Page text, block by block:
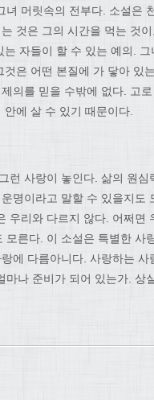
머릿속의 전부다. 소설은
것은 그의 시간을 먹는 것
자들이 할 수 있는 예의. 그
은 어떤 본질에 가 닿아 있
의를 믿을 수밖에 없다. 고
에 살 수 있기 때문이다.
런 사랑이 놓인다. 삶의 원심
명이라고 말할 수 있을지도
우리와 다르지 않다. 어쩌면
른다. 이 소설은 특별한 사
에 다름아니다. 사랑하는 사
나 준비가 되어 있는가. 상